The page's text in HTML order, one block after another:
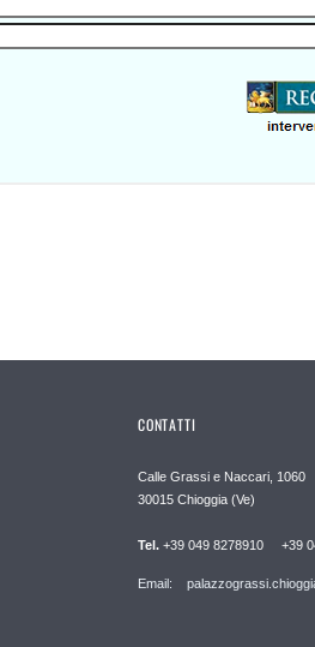
CONTATTI
Calle Grassi e Naccari, 1060
30015 Chioggia (Ve)
Tel. +39 049 8278910 +39
Email: